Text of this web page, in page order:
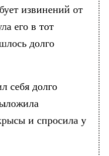
извинений от
его в тот
долго
себя долго
и спросила у